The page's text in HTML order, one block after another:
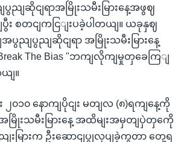
ညျဆိုငျရာအမြိုးသမီးမြားနေ့အဖွဈ
း စတငျကငြျးပခဲ့ပါတယျ။ ယခုနှဈ
ညျပွညျဆိုငျရာ အမြိုးသမီးမြားနေ့
The Bias "ဘကျလိုကျမှုတှခေကြျ
ျ။
၂၀၁၀ နောကျပိုငျး မတျလ (၈)ရကျနေ့ကို
မြိုးသမီးမြားနေ့ အထိမျးအမှတျပှဲတှကေို
းမြားက ဦးဆောငျပွုလုပျခဲ့ကွတာ တှေ့ရ